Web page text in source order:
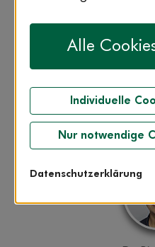
Dr.
Kieferorthopädin
Alle
Individuelle
Nur notwendige
Datenschutzerklärung